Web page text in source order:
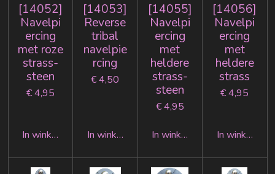
[14052]
Navelpi
ercing
met roze
strass-
steen
€ 4,95
In winkelwagen
[14053]
Reverse
tribal
navelpie
rcing
€ 4,50
In winkelwagen
[14055]
Navelpi
ercing
met
heldere
strass-
steen
€ 4,95
In winkelwagen
[14056]
Navelpi
ercing
met
heldere
strass
€ 4,95
In